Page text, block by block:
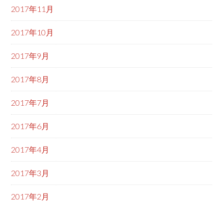
2017年11月
2017年10月
2017年9月
2017年8月
2017年7月
2017年6月
2017年4月
2017年3月
2017年2月